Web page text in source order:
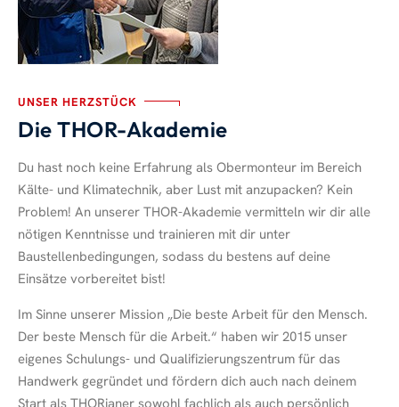
UNSER HERZSTÜCK
Die THOR-Akademie
Du hast noch keine Erfahrung als Obermonteur im Bereich
Kälte- und Klimatechnik, aber Lust mit anzupacken? Kein
Problem! An unserer THOR-Akademie vermitteln wir dir alle
nötigen Kenntnisse und trainieren mit dir unter
Baustellenbedingungen, sodass du bestens auf deine
Einsätze vorbereitet bist!
Im Sinne unserer Mission „Die beste Arbeit für den Mensch.
Der beste Mensch für die Arbeit.“ haben wir 2015 unser
eigenes Schulungs- und Qualifizierungszentrum für das
Handwerk gegründet und fördern dich auch nach deinem